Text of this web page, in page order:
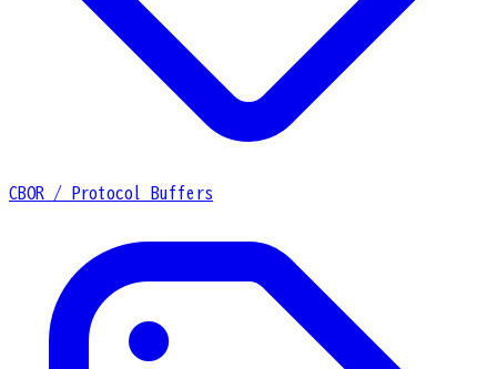
CBOR / Protocol Buffers